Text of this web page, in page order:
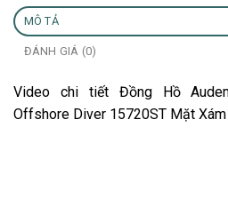
MÔ TẢ
ĐÁNH GIÁ (0)
Video chi tiết Đồng Hồ
Offshore Diver 15720ST Mặt